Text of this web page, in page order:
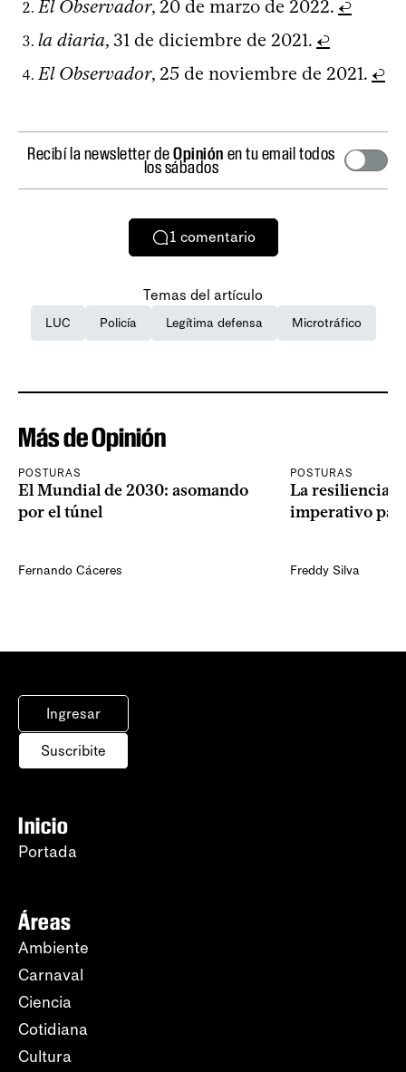
El Observador, 20 de marzo de 2022. ↩
la diaria, 31 de diciembre de 2021. ↩
El Observador, 25 de noviembre de 2021. ↩
Recibí la newsletter deOpinión en tu email todos
los sábados
1 comentario
Temas del artículo
LUC Policía Legítima defensa Microtráfico
Más de Opinión
POSTURAS
El Mundial de 2030: asomando
por el túnel
Fernando Cáceres
POSTURAS
La resiliencia
imperativo
Freddy Silva
Ingresar
Suscribite
Inicio
Portada
Áreas
Ambiente
Carnaval
Ciencia
Cotidiana
Cultura